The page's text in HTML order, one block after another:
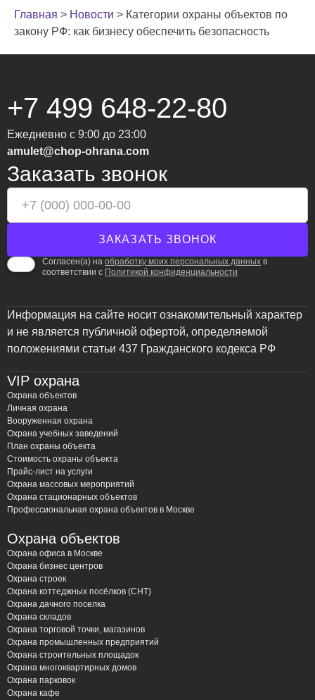
Главная > Новости > Категории охраны объектов по
закону РФ: как бизнесу обеспечить безопасность
+7 499 648-22-80
Ежедневно с 9:00 до 23:00
amulet@chop-ohrana.com
Заказать звонок
Согласен(а) на обработку моих персональных данных в
соответствии с Политикой конфиденциальности
Информация на сайте носит ознакомительный характер
и не является публичной офертой, определяемой
положениями статьи 437 Гражданского кодекса РФ
VIP охрана
Охрана объектов
Личная охрана
Вооруженная охрана
Охрана учебных заведений
План охраны объекта
Стоимость охраны объекта
Прайс-лист на услуги
Охрана массовых мероприятий
Охрана стационарных объектов
Профессиональная охрана объектов в Москве
Охрана объектов
Охрана офиса в Москве
Охрана бизнес центров
Охрана строек
Охрана коттеджных посёлков (СНТ)
Охрана дачного поселка
Охрана складов
Охрана торговой точки, магазинов
Охрана промышленных предприятий
Охрана строительных площадок
Охрана многоквартирных домов
Охрана парковок
Охрана кафе